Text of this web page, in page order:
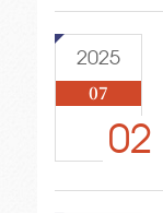
2025
07
02